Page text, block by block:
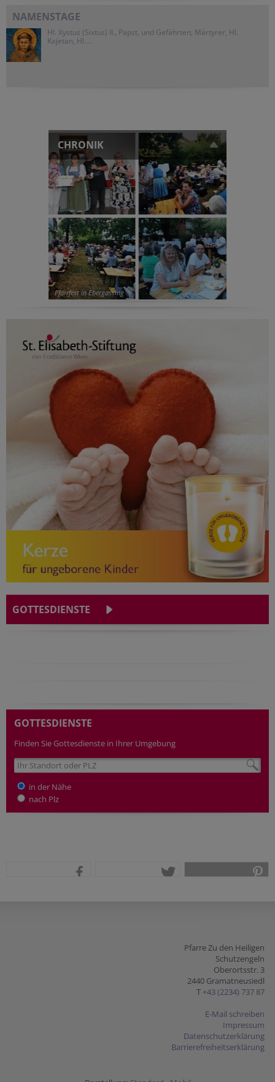
NAMENSTAGE
Hl. Xystus (Sixtus) II., Papst, und Gefährten; Märtyrer, Hl.
Kajetan, Hl....
CHRONIK
Pfarrfest in Ebergassing
GOTTESDIENSTE
GOTTESDIENSTE
Finden Sie Gottesdienste in Ihrer Umgebung
in der Nähe
nach Plz
Pfarre Zu den Heiligen
Schutzengeln
Oberortsstr. 3
2440 Gramatneusiedl
T +43 (2234) 737 87
E-Mail schreiben
Impressum
Datenschutzerklärung
Barrierefreiheitserklärung